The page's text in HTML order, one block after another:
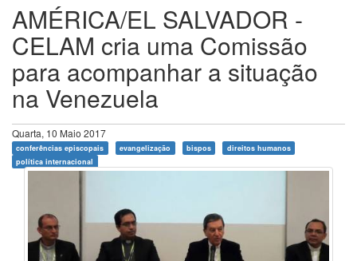
AMÉRICA/EL SALVADOR -
CELAM cria uma Comissão
para acompanhar a situação
na Venezuela
Quarta, 10 Maio 2017
conferências episcopais evangelização bispos
direitos humanos
política internacional